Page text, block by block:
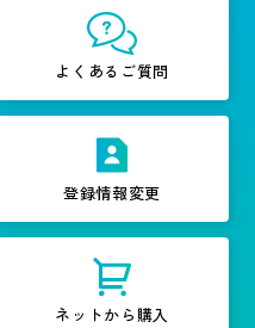
よくあるご質問
登録情報変更
ネットから購入